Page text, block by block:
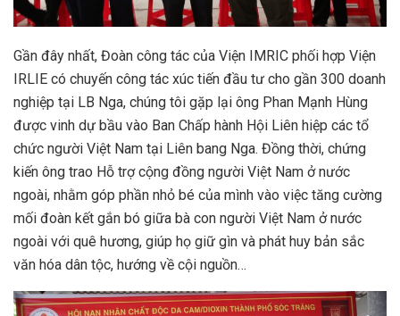
Gần đây nhất, Đoàn công tác của Viện IMRIC phối hợp Viện
IRLIE có chuyến công tác xúc tiến đầu tư cho gần 300 doanh
nghiệp tại LB Nga, chúng tôi gặp lại ông Phan Mạnh Hùng
được vinh dự bầu vào Ban Chấp hành Hội Liên hiệp các tổ
chức người Việt Nam tại Liên bang Nga. Đồng thời, chứng
kiến ông trao Hỗ trợ cộng đồng người Việt Nam ở nước
ngoài, nhằm góp phần nhỏ bé của mình vào việc tăng cường
mối đoàn kết gắn bó giữa bà con người Việt Nam ở nước
ngoài với quê hương, giúp họ giữ gìn và phát huy bản sắc
văn hóa dân tộc, hướng về cội nguồn…